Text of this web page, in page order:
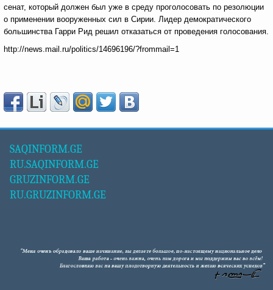
сенат, который должен был уже в среду проголосовать по резолюции
о применении вооруженных сил в Сирии. Лидер демократического
большинства Гарри Рид решил отказаться от проведения голосования.
http://news.mail.ru/politics/14696196/?frommail=1
SAQINFORM.GE
RU.SAQINFORM.GE
GRUZINFORM.GE
RU.GRUZINFORM.GE